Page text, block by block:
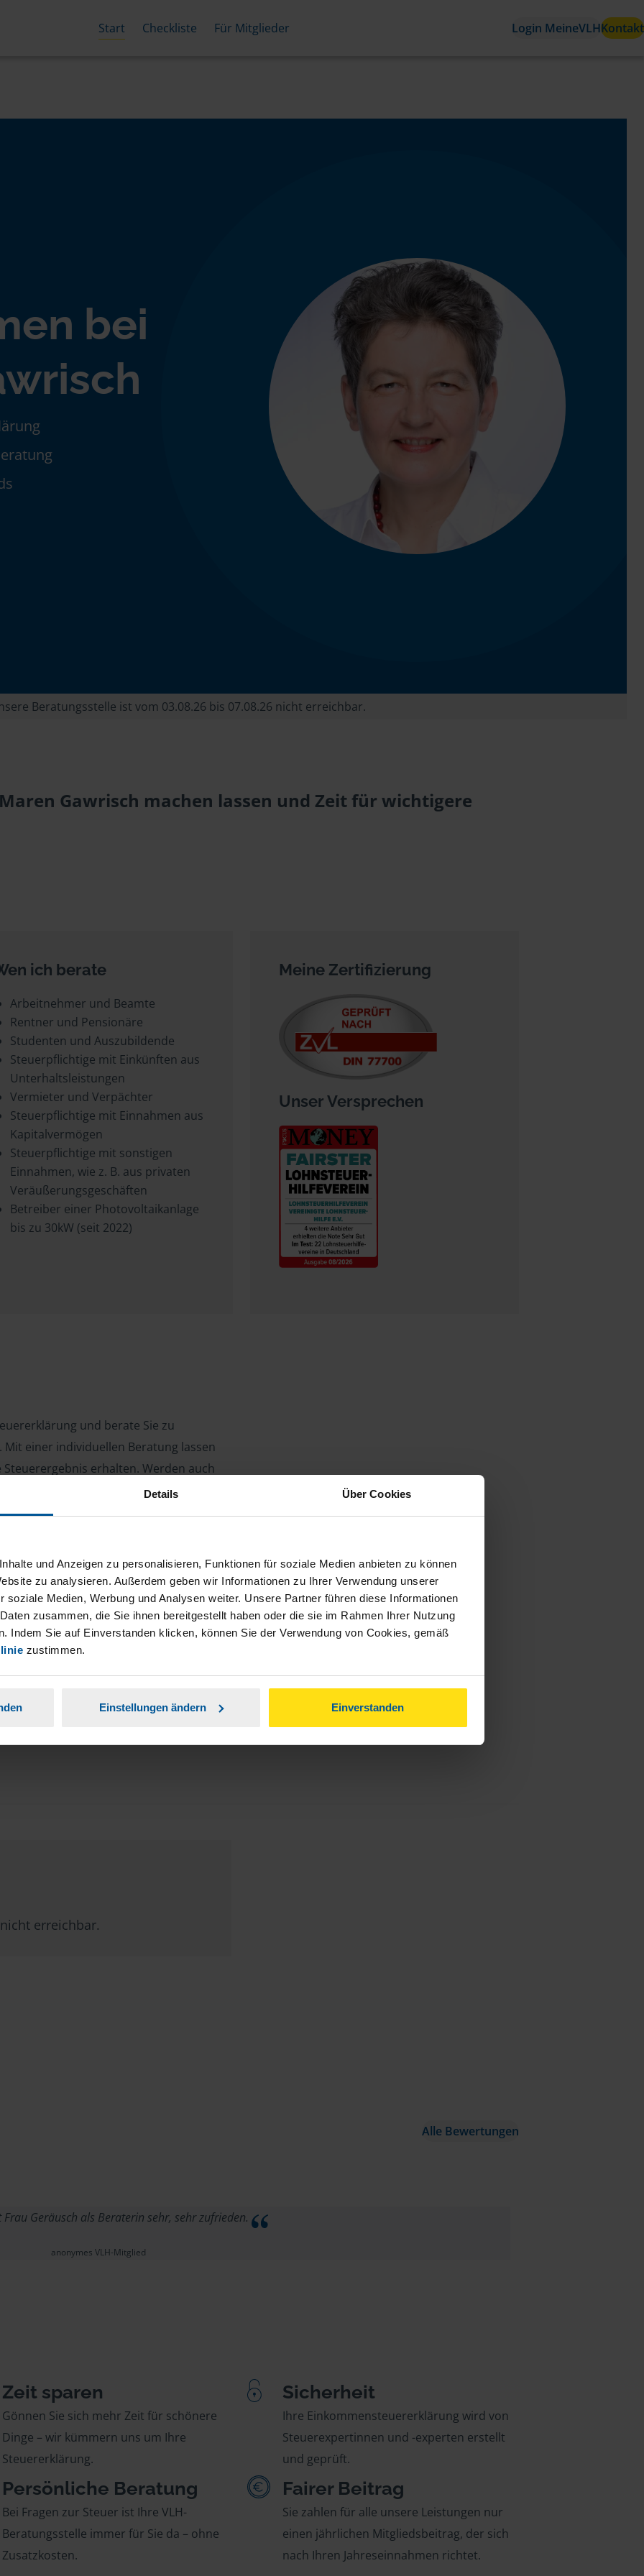
Details Über Cookies
und Anzeigen zu personalisieren, Funktionen für soziale Medien anbieten zu können
zu analysieren. Außerdem geben wir Informationen zu Ihrer Verwendung unserer
soziale Medien, Werbung und Analysen weiter. Unsere Partner führen diese Informationen
zusammen, die Sie ihnen bereitgestellt haben oder die sie im Rahmen Ihrer Nutzung
Indem Sie auf Einverstanden klicken, können Sie der Verwendung von Cookies, gemäß
zustimmen.
Einstellungen ändern Einverstanden
Start Checkliste Für Mitglieder Login MeineVLHKontakt
bei
Beratungsstelle ist vom 03.08.26 bis 07.08.26 nicht erreichbar.
Gawrisch machen lassen und Zeit für wichtigere
ich berate
Arbeitnehmer und Beamte
Rentner und Pensionäre
Studenten und Auszubildende
Steuerpflichtige mit Einkünften aus
Unterhaltsleistungen
Vermieter und Verpächter
Steuerpflichtige mit Einnahmen aus
Kapitalvermögen
Steuerpflichtige mit sonstigen
Einnahmen, wie z. B. aus privaten
Veräußerungsgeschäften
Betreiber einer Photovoltaikanlage
bis zu 30kW (seit 2022)
Meine Zertifizierung
Unser Versprechen
und berate Sie zu
Mit einer individuellen Beratung lassen
erhalten. Werden auch
profitieren Sie von unseren
von 39 Euro. Rufen Sie mich
für Arbeitnehmer, Beamte, Auszubildende,
(StBerG). Auch bei Einkünften
der geeignete Dienstleister für Sie.
Tätigkeit und umsatzsteuerpflichtigen
erreichbar.
Alle Bewertungen
Geräusch als Beraterin sehr, sehr zufrieden.
anonymes VLH-Mitglied
Zeit sparen
Gönnen Sie sich mehr Zeit für schönere
Dinge – wir kümmern uns um Ihre
Steuererklärung.
Sicherheit
Ihre Einkommensteuererklärung wird von
Steuerexpertinnen und -experten erstellt
und geprüft.
Persönliche Beratung
Bei Fragen zur Steuer ist Ihre VLH-
Beratungsstelle immer für Sie da – ohne
Zusatzkosten.
Fairer Beitrag
Sie zahlen für alle unsere Leistungen nur
einen jährlichen Mitgliedsbeitrag, der sich
nach Ihren Jahreseinnahmen richtet.